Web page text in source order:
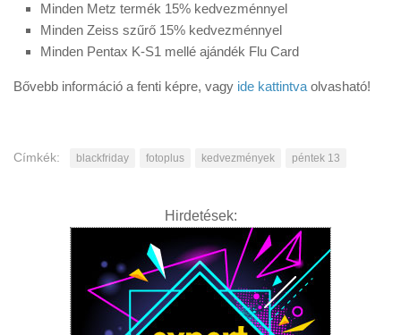
Minden Metz termék 15% kedvezménnyel
Minden Zeiss szűrő 15% kedvezménnyel
Minden Pentax K-S1 mellé ajándék Flu Card
Bővebb információ a fenti képre, vagy ide kattintva olvasható!
Címkék: blackfriday fotoplus kedvezmények péntek 13
Hirdetések: